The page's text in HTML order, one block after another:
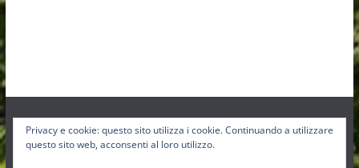
Facebook
Instagram
Twitter
Privacy e cookie: questo sito utilizza i cookie. Continuando a utilizzare
questo sito web, acconsenti al loro utilizzo.